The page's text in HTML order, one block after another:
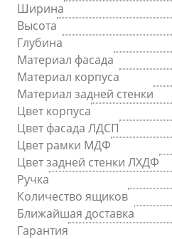
Ширина
Высота
Глубина
Материал фасада
Материал корпуса
Материал задней стенки
Цвет корпуса
Цвет фасада ЛДСП
Цвет рамки МДФ
Цвет задней стенки ЛХДФ
Ручка
Количество ящиков
Ближайшая доставка
Гарантия